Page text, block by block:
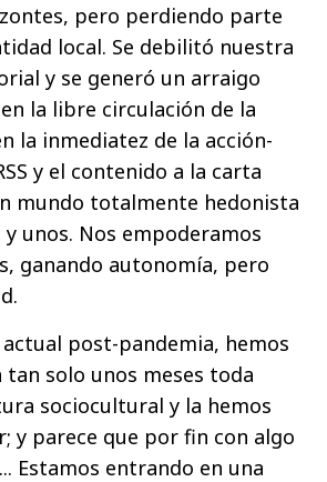
pero perdiendo parte
local. Se debilitó nuestra
y se generó un arraigo
la libre circulación de la
la inmediatez de la acción-
y el contenido a la carta
mundo totalmente hedonista
y unos. Nos empoderamos
ganando autonomía, pero
post-pandemia, hemos
solo unos meses toda
sociocultural y la hemos
y parece que por fin con algo
Estamos entrando en una